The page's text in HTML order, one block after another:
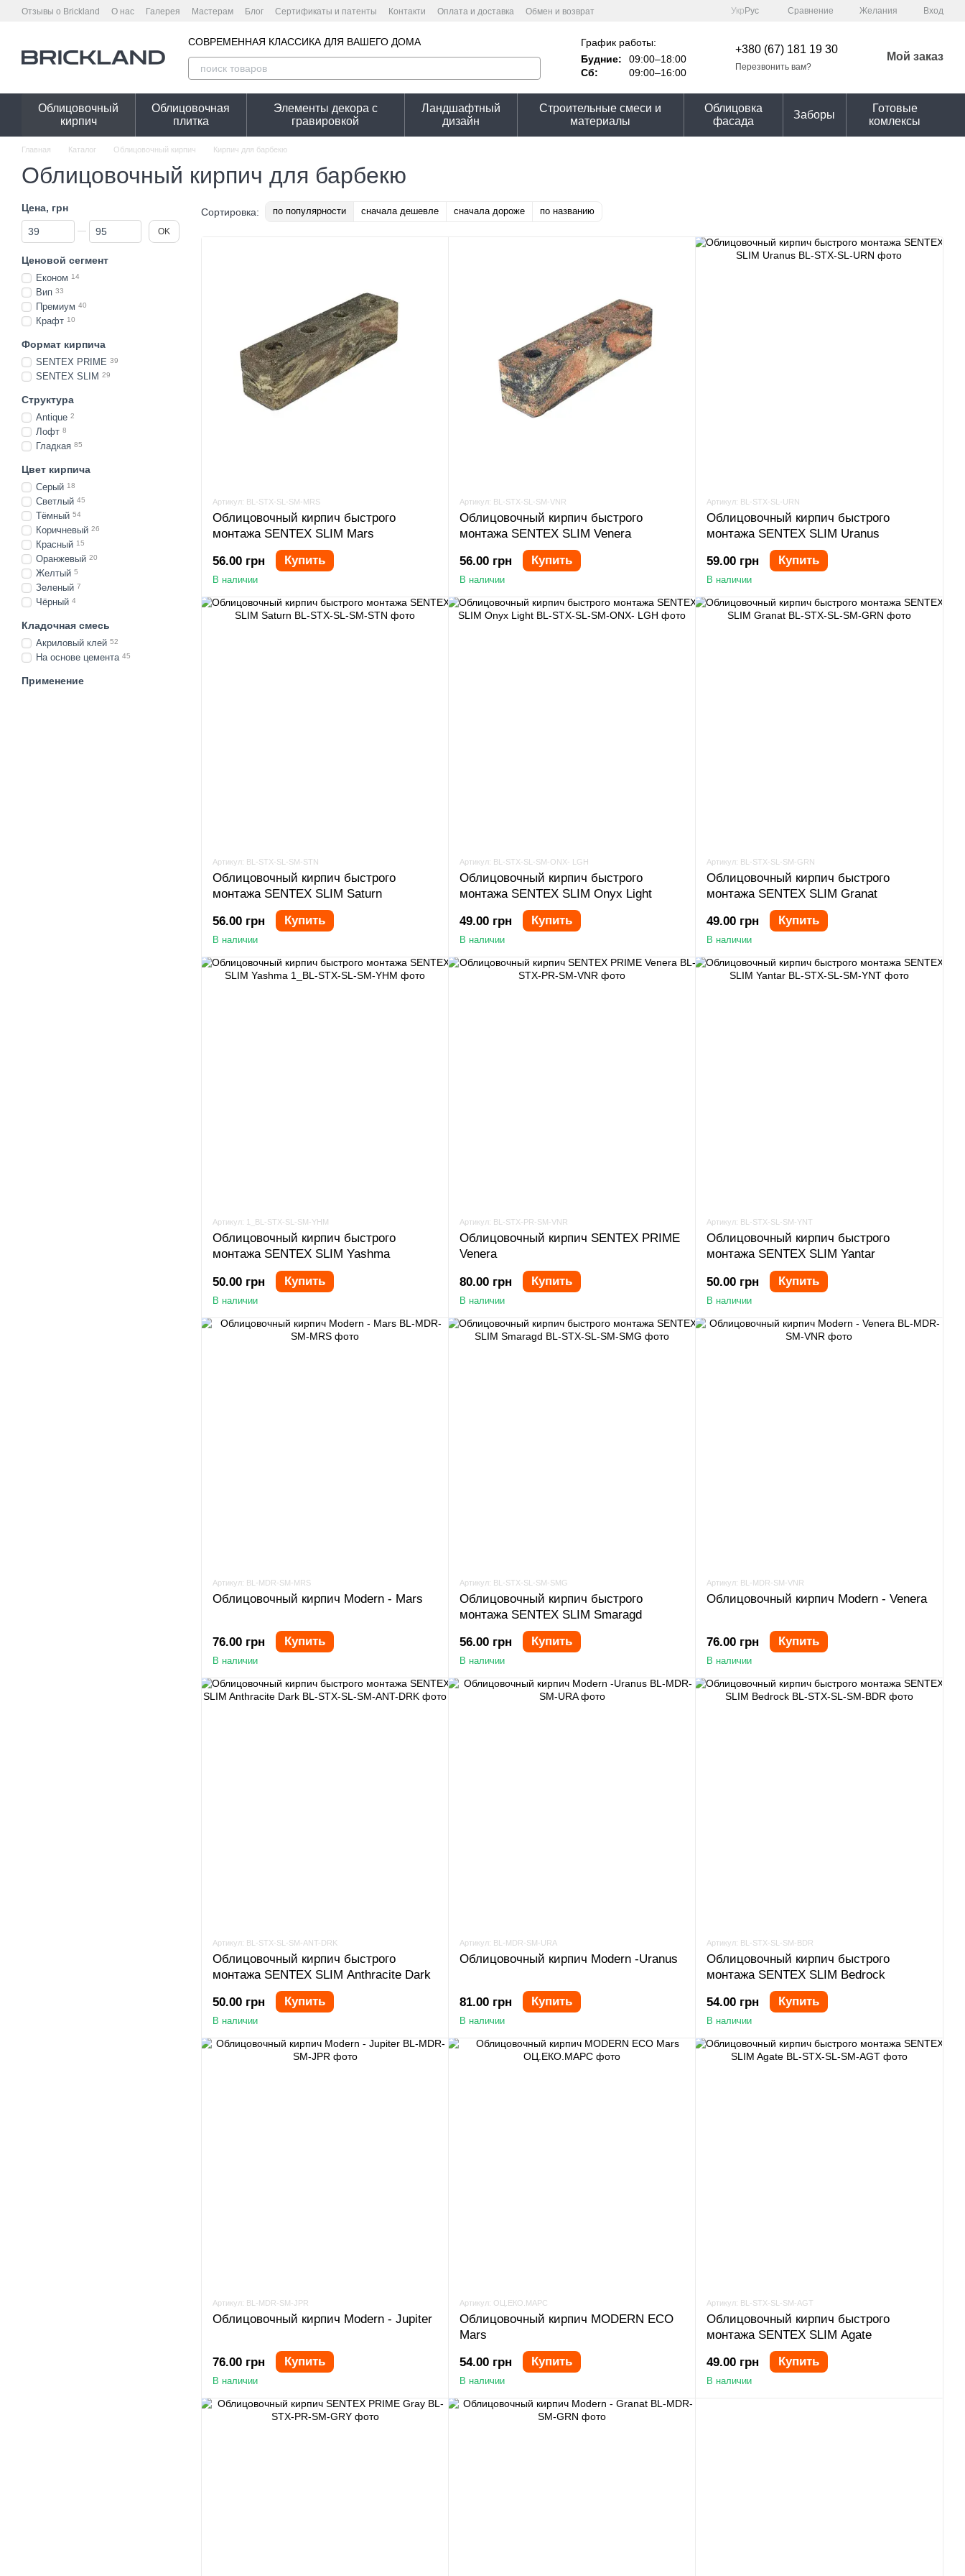
Перейти к основному контенту
Отзывы о Brickland О нас Галерея Мастерам Блог Сертификаты и патенты Контакти Оплата и доставка
Обмен и возврат
Калькулятор ограждения онлайн - расчет необходимого количества кирпича.
Укр Рус Сравнение Желания Вход
СОВРЕМЕННАЯ КЛАССИКА ДЛЯ ВАШЕГО ДОМА
График работы:
Будние:
09:00–18:00
Сб:
09:00–16:00
+380 (67) 181 19 30
Перезвонить вам?
Мой заказ
Облицовочный
кирпич
Облицовочная
плитка
Элементы декора с
гравировкой
Ландшафтный
дизайн
Строительные смеси и
материалы
Облицовка
фасада
Заборы
Готовые
комлексы
Главная Каталог Облицовочный кирпич Кирпич для барбекю
Облицовочный кирпич для барбекю
Сортировка: по популярности сначала дешевле сначала дороже по названию
Артикул: BL-STX-SL-SM-MRS
Облицовочный кирпич быстрого
монтажа SENTEX SLIM Mars
56.00 грн Купить
В наличии
Артикул: BL-STX-SL-SM-VNR
Облицовочный кирпич быстрого
монтажа SENTEX SLIM Venera
56.00 грн Купить
В наличии
Артикул: BL-STX-SL-URN
Облицовочный кирпич быстрого
монтажа SENTEX SLIM Uranus
59.00 грн Купить
В наличии
Артикул: BL-STX-SL-SM-STN
Облицовочный кирпич быстрого
монтажа SENTEX SLIM Saturn
56.00 грн Купить
В наличии
Артикул: BL-STX-SL-SM-ONX- LGH
Облицовочный кирпич быстрого
монтажа SENTEX SLIM Onyx Light
49.00 грн Купить
В наличии
Артикул: BL-STX-SL-SM-GRN
Облицовочный кирпич быстрого
монтажа SENTEX SLIM Granat
49.00 грн Купить
В наличии
Артикул: 1_BL-STX-SL-SM-YHM
Облицовочный кирпич быстрого
монтажа SENTEX SLIM Yashma
50.00 грн Купить
В наличии
Артикул: BL-STX-PR-SM-VNR
Облицовочный кирпич SENTEX PRIME
Venera
80.00 грн Купить
В наличии
Артикул: BL-STX-SL-SM-YNT
Облицовочный кирпич быстрого
монтажа SENTEX SLIM Yantar
50.00 грн Купить
В наличии
Артикул: BL-MDR-SM-MRS
Облицовочный кирпич Modern - Mars
76.00 грн Купить
В наличии
Артикул: BL-STX-SL-SM-SMG
Облицовочный кирпич быстрого
монтажа SENTEX SLIM Smaragd
56.00 грн Купить
В наличии
Артикул: BL-MDR-SM-VNR
Облицовочный кирпич Modern - Venera
76.00 грн Купить
В наличии
Артикул: BL-STX-SL-SM-ANT-DRK
Облицовочный кирпич быстрого
монтажа SENTEX SLIM Anthracite Dark
50.00 грн Купить
В наличии
Артикул: BL-MDR-SM-URA
Облицовочный кирпич Modern -Uranus
81.00 грн Купить
В наличии
Артикул: BL-STX-SL-SM-BDR
Облицовочный кирпич быстрого
монтажа SENTEX SLIM Bedrock
54.00 грн Купить
В наличии
Артикул: BL-MDR-SM-JPR
Облицовочный кирпич Modern - Jupiter
76.00 грн Купить
В наличии
Артикул: ОЦ.ЕКО.МАРС
Облицовочный кирпич MODERN ECO
Mars
54.00 грн Купить
В наличии
Артикул: BL-STX-SL-SM-AGT
Облицовочный кирпич быстрого
монтажа SENTEX SLIM Agate
49.00 грн Купить
В наличии
Цена, грн
От Цена, грн
До Цена, грн OK
Ценовой сегмент
Економ 14
Вип 33
Премиум 40
Крафт 10
Формат кирпича
SENTEX PRIME 39
SENTEX SLIM 29
Структура
Antique 2
Лофт 8
Гладкая 85
Цвет кирпича
Серый 18
Светлый 45
Тёмный 54
Коричневый 26
Красный 15
Оранжевый 20
Желтый 5
Зеленый 7
Чёрный 4
Кладочная смесь
Акриловый клей 52
На основе цемента 45
Применение